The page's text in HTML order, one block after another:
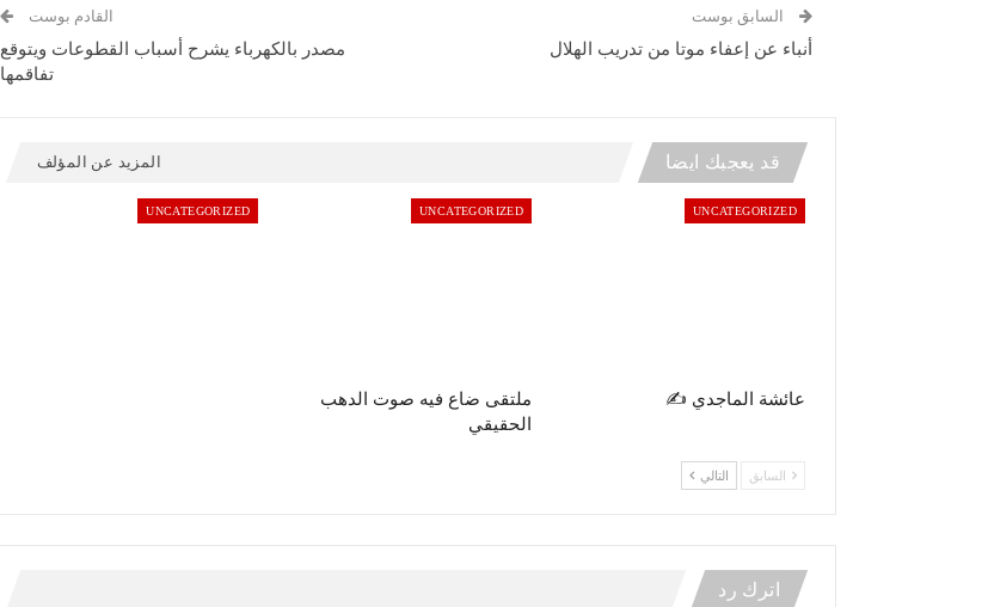
السابق بوست
أنباء عن إعفاء موتا من تدريب الهلال
القادم بوست
مصدر بالكهرباء يشرح أسباب القطوعات ويتوقع
تفاقمها
قد يعجبك ايضا المزيد عن المؤلف
UNCATEGORIZED
عائشة الماجدي ✍️
UNCATEGORIZED
ملتقى ضاع فيه صوت الدهب
الحقيقي
UNCATEGORIZED
السابق التالي
اترك رد